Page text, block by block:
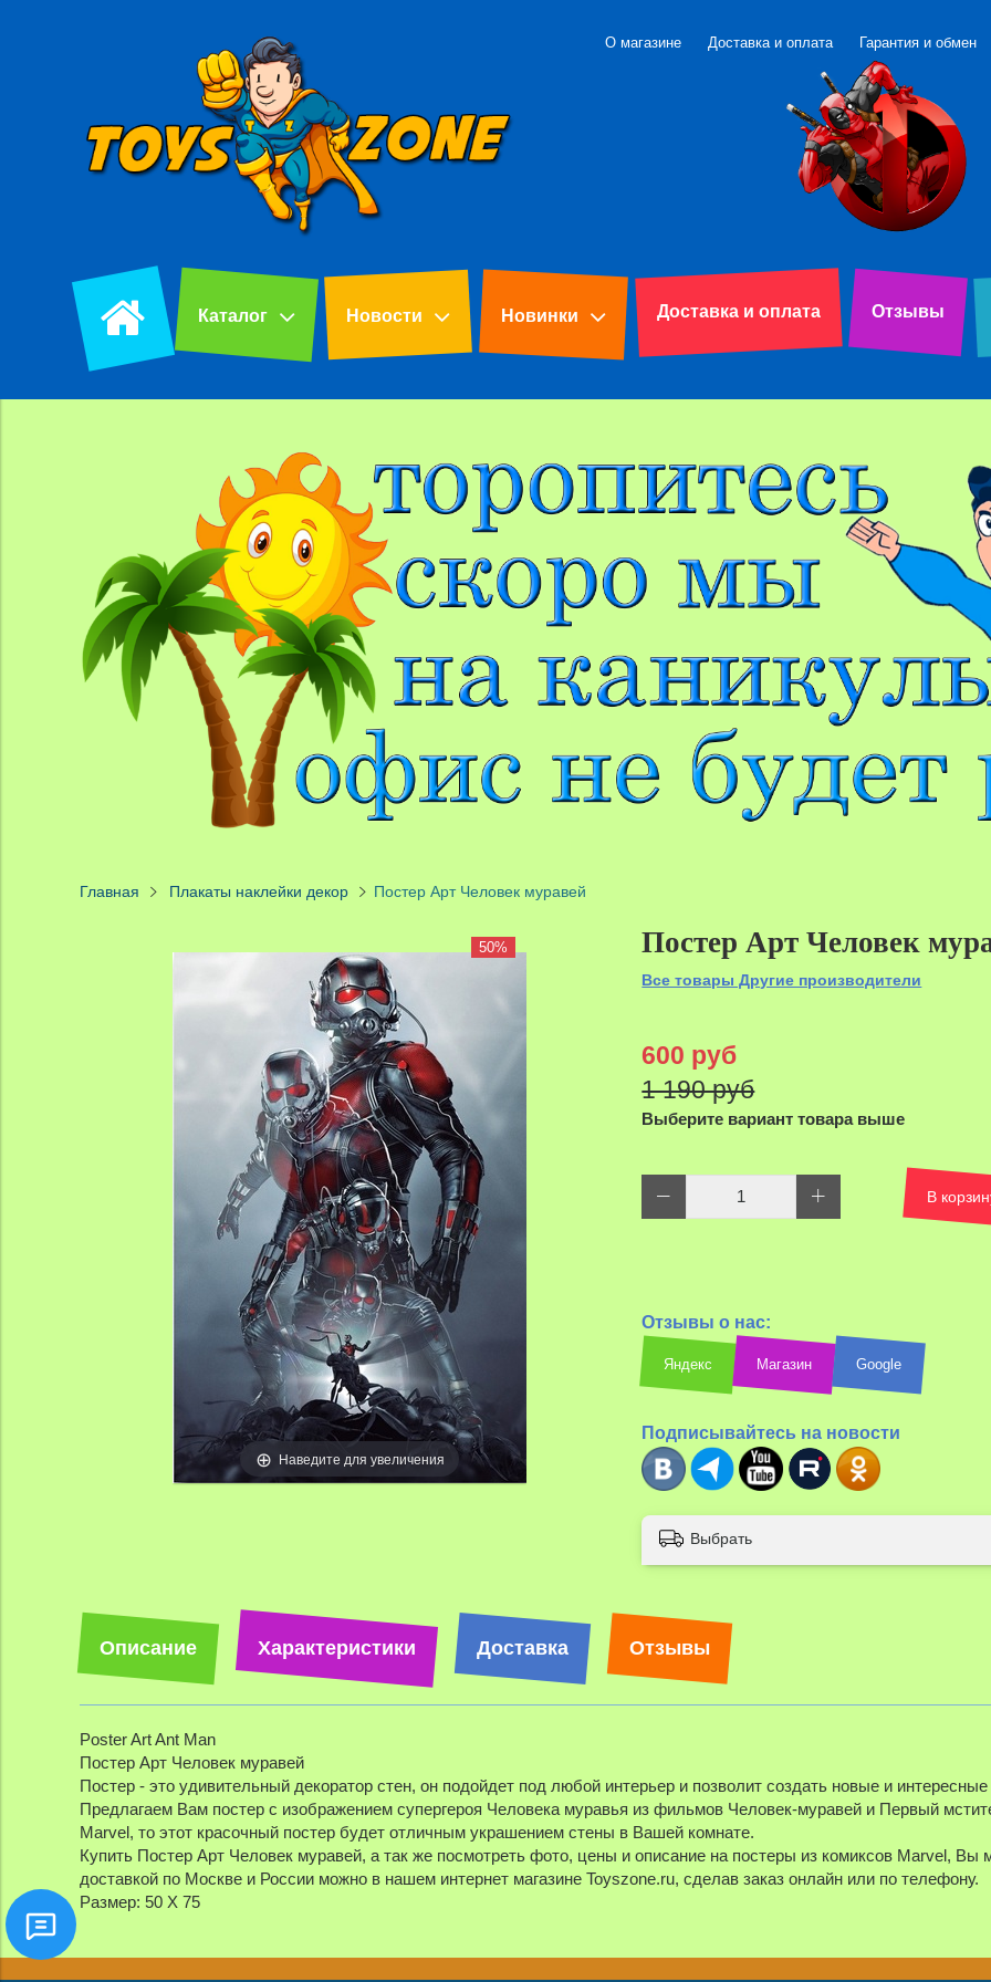
О магазине Доставка и оплата Гарантия и обмен
Каталог Новости Новинки Доставка и оплата Отзывы
Главная Плакаты наклейки декор Постер Арт Человек муравей
50%
Наведите для увеличения
Постер Арт Человек
Все товары Другие производители
600 руб
1 190 руб
Выберите вариант товара выше
В
Отзывы о нас:
Яндекс Магазин Google
Подписывайтесь на новости
Выбрать
Описание Характеристики Доставка Отзывы
Poster Art Ant Man
Постер Арт Человек муравей
Постер - это удивительный декоратор стен, он подойдет под любой интерьер и позволит создать новые и
Предлагаем Вам постер с изображением супергероя Человека муравья из фильмов Человек-муравей и Первый
Marvel, то этот красочный постер будет отличным украшением стены в Вашей комнате.
Купить Постер Арт Человек муравей, а так же посмотреть фото, цены и описание на постеры из комиксов Marvel, Вы
доставкой по Москве и России можно в нашем интернет магазине Toyszone.ru, сделав заказ онлайн или по телефону.
Размер: 50 Х 75